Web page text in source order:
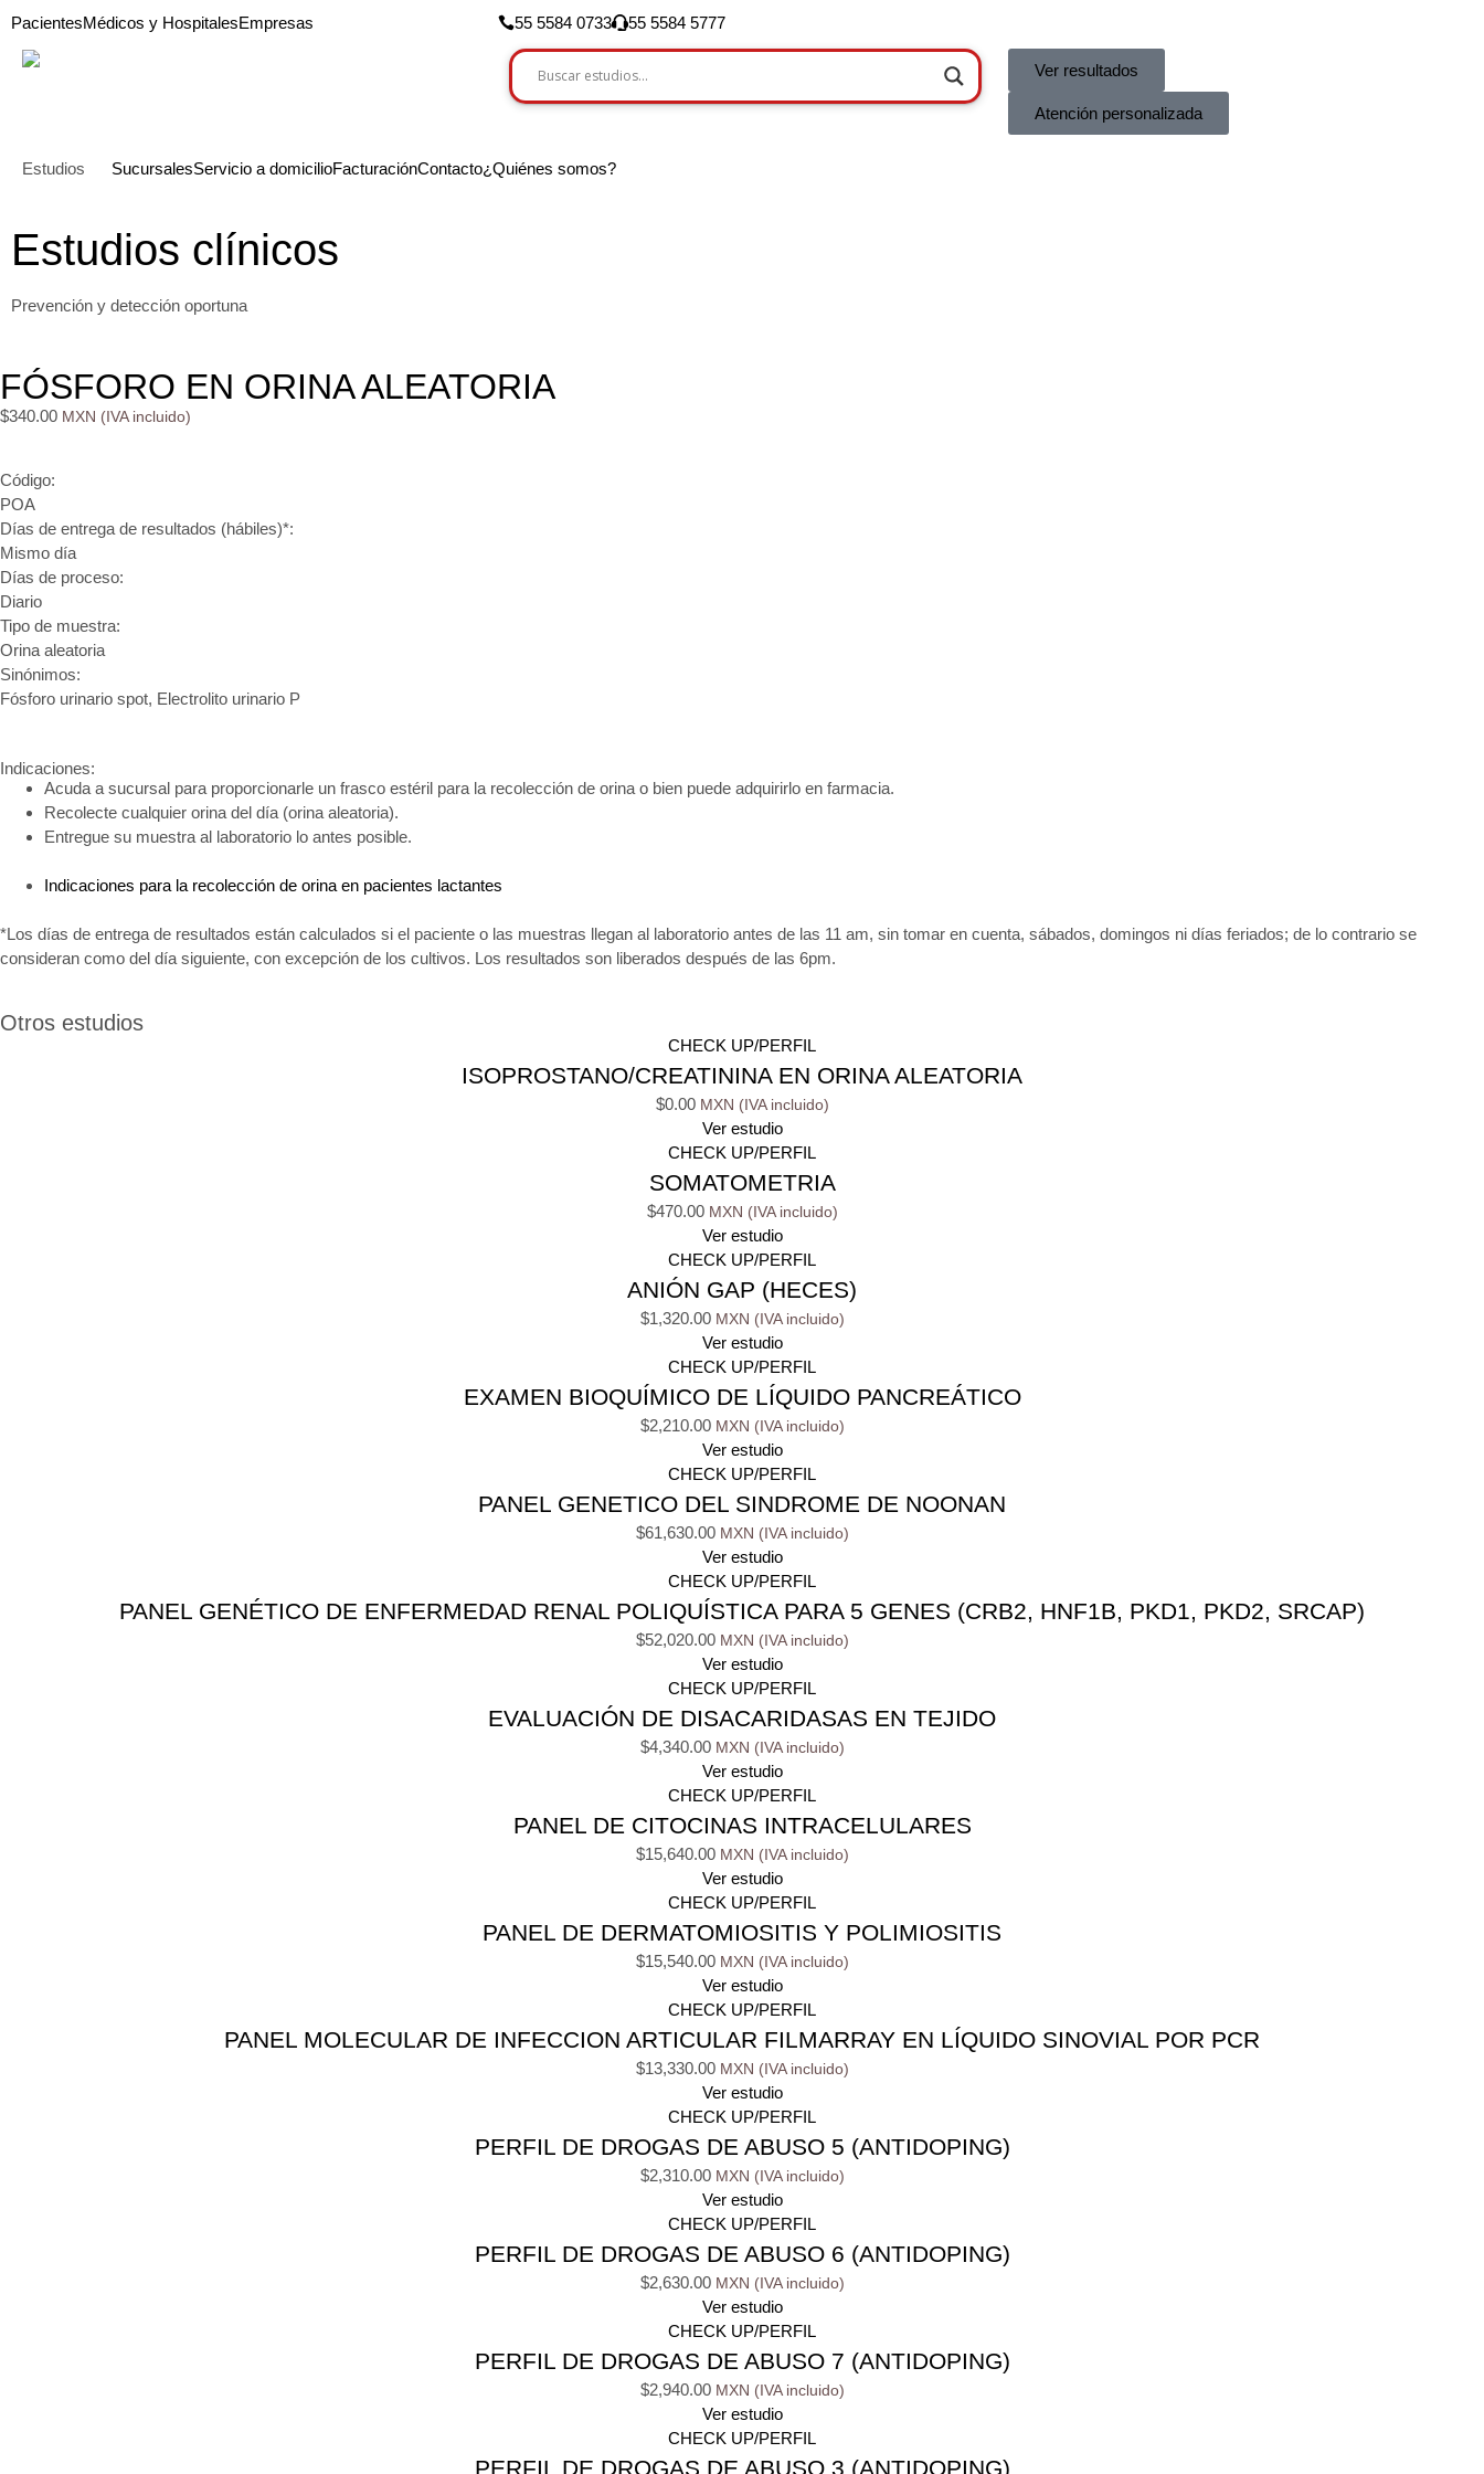
PacientesMédicos y HospitalesEmpresas 55 5584 0733 55 5584 5777
Ver resultados
Atención personalizada
Estudios SucursalesServicio a domicilioFacturaciónContacto¿Quiénes somos?
Estudios clínicos
Prevención y detección oportuna
FÓSFORO EN ORINA ALEATORIA
$340.00
Código:
POA
Días de entrega de resultados (hábiles)*:
Mismo día
Días de proceso:
Diario
Tipo de muestra:
Orina aleatoria
Sinónimos:
Fósforo urinario spot, Electrolito urinario P
Indicaciones:
Acuda a sucursal para proporcionarle un frasco estéril para la recolección de orina o bien puede adquirirlo en farmacia.
Recolecte cualquier orina del día (orina aleatoria).
Entregue su muestra al laboratorio lo antes posible.
Indicaciones para la recolección de orina en pacientes lactantes
*Los días de entrega de resultados están calculados si el paciente o las muestras llegan al laboratorio antes de las 11 am, sin tomar en cuenta, sábados, domingos ni días feriados; de lo contrario se
consideran como del día siguiente, con excepción de los cultivos. Los resultados son liberados después de las 6pm.
Otros estudios
CHECK UP/PERFIL
ISOPROSTANO/CREATININA EN ORINA ALEATORIA
$0.00
Ver estudio
CHECK UP/PERFIL
SOMATOMETRIA
$470.00
Ver estudio
CHECK UP/PERFIL
ANIÓN GAP (HECES)
$1,320.00
Ver estudio
CHECK UP/PERFIL
EXAMEN BIOQUÍMICO DE LÍQUIDO PANCREÁTICO
$2,210.00
Ver estudio
CHECK UP/PERFIL
PANEL GENETICO DEL SINDROME DE NOONAN
$61,630.00
Ver estudio
CHECK UP/PERFIL
PANEL GENÉTICO DE ENFERMEDAD RENAL POLIQUÍSTICA PARA 5 GENES (CRB2, HNF1B, PKD1, PKD2, SRCAP)
$52,020.00
Ver estudio
CHECK UP/PERFIL
EVALUACIÓN DE DISACARIDASAS EN TEJIDO
$4,340.00
Ver estudio
CHECK UP/PERFIL
PANEL DE CITOCINAS INTRACELULARES
$15,640.00
Ver estudio
CHECK UP/PERFIL
PANEL DE DERMATOMIOSITIS Y POLIMIOSITIS
$15,540.00
Ver estudio
CHECK UP/PERFIL
PANEL MOLECULAR DE INFECCION ARTICULAR FILMARRAY EN LÍQUIDO SINOVIAL POR PCR
$13,330.00
Ver estudio
CHECK UP/PERFIL
PERFIL DE DROGAS DE ABUSO 5 (ANTIDOPING)
$2,310.00
Ver estudio
CHECK UP/PERFIL
PERFIL DE DROGAS DE ABUSO 6 (ANTIDOPING)
$2,630.00
Ver estudio
CHECK UP/PERFIL
PERFIL DE DROGAS DE ABUSO 7 (ANTIDOPING)
$2,940.00
Ver estudio
CHECK UP/PERFIL
PERFIL DE DROGAS DE ABUSO 3 (ANTIDOPING)